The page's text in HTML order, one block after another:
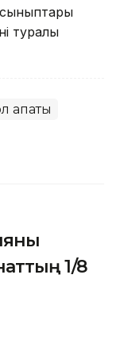
туралы
апаты
1/8